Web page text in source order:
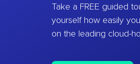
Take a FREE guided
yourself how easily
on the leading cloud-